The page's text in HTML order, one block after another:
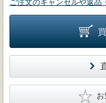
ご注文のキャンセルや返品
★